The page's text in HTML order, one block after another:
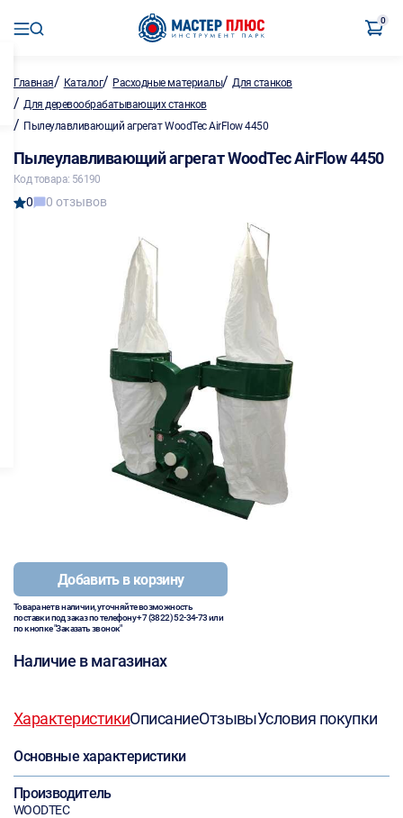
0
Главная/ Каталог/ Расходные материалы/Для станков
/ Для деревообрабатывающих станков
/ Пылеулавливающий агрегат WoodTec AirFlow 4450
Пылеулавливающий агрегат WoodTec AirFlow 4450
Код товара: 56190
0 0 отзывов
Добавить в корзину
Товара нет в наличии, уточняйте возможность
поставки под заказ по телефону+7 (3822) 52-34-73или
по кнопке "Заказать звонок"
Наличие в магазинах
ХарактеристикиОписаниеОтзывыУсловия покупки
Основные характеристики
Производитель
WOODTEC